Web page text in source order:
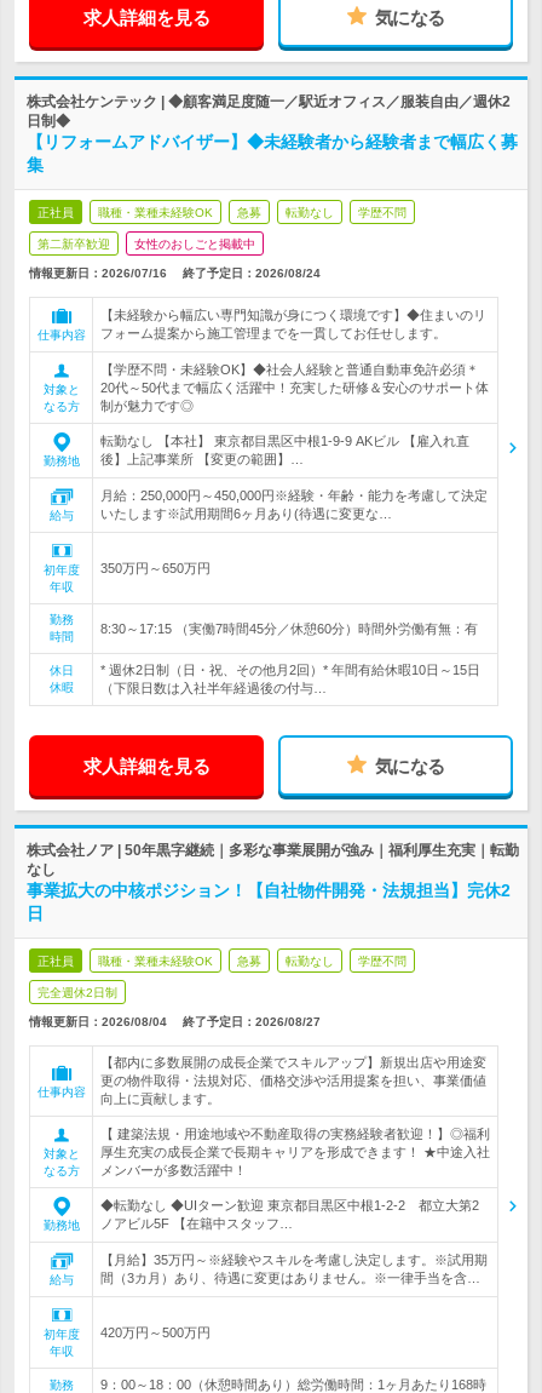
求人詳細を見る 気になる
株式会社ケンテック | ◆顧客満足度随一／駅近オフィス／服装自由／週休2
日制◆
【リフォームアドバイザー】◆未経験者から経験者まで幅広く募
集
正社員 職種・業種未経験OK 急募 転勤なし 学歴不問
第二新卒歓迎 女性のおしごと掲載中
情報更新日：2026/07/16 終了予定日： 2026/08/24
仕事内容
【未経験から幅広い専門知識が身につく環境です】◆住まいのリ
フォーム提案から施工管理までを一貫してお任せします。
対象と
なる方
【学歴不問・未経験OK】◆社会人経験と普通自動車免許必須＊
20代～50代まで幅広く活躍中！充実した研修＆安心のサポート体
制が魅力です◎
勤務地
転勤なし 【本社】 東京都目黒区中根1-9-9 AKビル 【雇入れ直
後】上記事業所 【変更の範囲】…
給与
月給：250,000円～450,000円※経験・年齢・能力を考慮して決定
いたします※試用期間6ヶ月あり(待遇に変更な…
初年度
年収
350万円～650万円
勤務
時間
8:30～17:15 （実働7時間45分／休憩60分）時間外労働有無：有
休日
休暇
* 週休2日制（日・祝、その他月2回）* 年間有給休暇10日～15日
（下限日数は入社半年経過後の付与…
求人詳細を見る 気になる
株式会社ノア | 50年黒字継続｜多彩な事業展開が強み｜福利厚生充実｜転勤
なし
事業拡大の中核ポジション！【自社物件開発・法規担当】完休2
日
正社員 職種・業種未経験OK 急募 転勤なし 学歴不問
完全週休2日制
情報更新日：2026/08/04 終了予定日： 2026/08/27
仕事内容
【都内に多数展開の成長企業でスキルアップ】新規出店や用途変
更の物件取得・法規対応、価格交渉や活用提案を担い、事業価値
向上に貢献します。
対象と
なる方
【 建築法規・用途地域や不動産取得の実務経験者歓迎！】◎福利
厚生充実の成長企業で長期キャリアを形成できます！ ★中途入社
メンバーが多数活躍中！
勤務地
◆転勤なし ◆UIターン歓迎 東京都目黒区中根1-2-2 都立大第2
ノアビル5F 【在籍中スタッフ…
給与
【月給】35万円～※経験やスキルを考慮し決定します。※試用期
間（3カ月）あり、待遇に変更はありません。※一律手当を含…
初年度
年収
420万円～500万円
勤務 9：00～18：00（休憩時間あり）総労働時間：1ヶ月あたり168時